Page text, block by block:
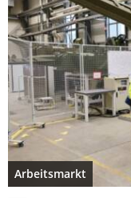
Arbeitsmarkt